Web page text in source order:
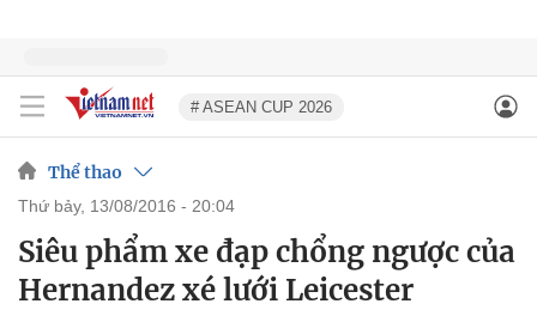
# ASEAN CUP 2026
Thể thao
thứ bảy, 13/08/2016 - 20:04
Siêu phẩm xe đạp chổng ngược của
Hernandez xé lưới Leicester